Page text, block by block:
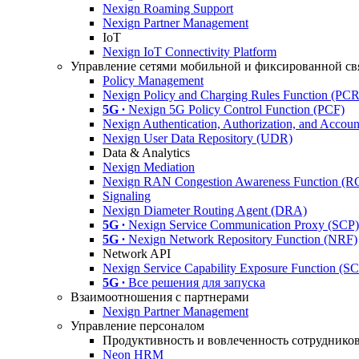
Nexign Roaming Support
Nexign Partner Management
IoT
Nexign IoT Connectivity Platform
Управление сетями мобильной и фиксированной
Policy Management
Nexign Policy and Charging Rules Function
5G ∙ Nexign 5G Policy Control Function (PCF)
Nexign Authentication, Authorization, and
Nexign User Data Repository (UDR)
Data & Analytics
Nexign Mediation
Nexign RAN Congestion Awareness Function
Signaling
Nexign Diameter Routing Agent (DRA)
5G ∙ Nexign Service Communication Proxy (SCP)
5G ∙ Nexign Network Repository Function (NRF)
Network API
Nexign Service Capability Exposure Function
5G ∙ Все решения для запуска
Взаимоотношения с партнерами
Nexign Partner Management
Управление персоналом
Продуктивность и вовлеченность сотрудников
Neon HRM